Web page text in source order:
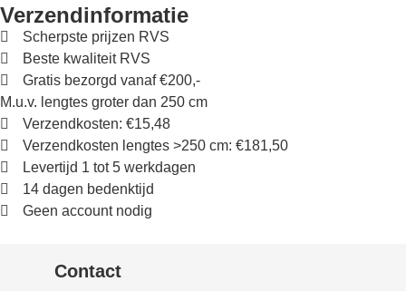
Verzendinformatie
Scherpste prijzen RVS
Beste kwaliteit RVS
Gratis bezorgd vanaf €200,-
M.u.v. lengtes groter dan 250 cm
Verzendkosten: €15,48
Verzendkosten lengtes >250 cm: €181,50
Levertijd 1 tot 5 werkdagen
14 dagen bedenktijd
Geen account nodig
Contact